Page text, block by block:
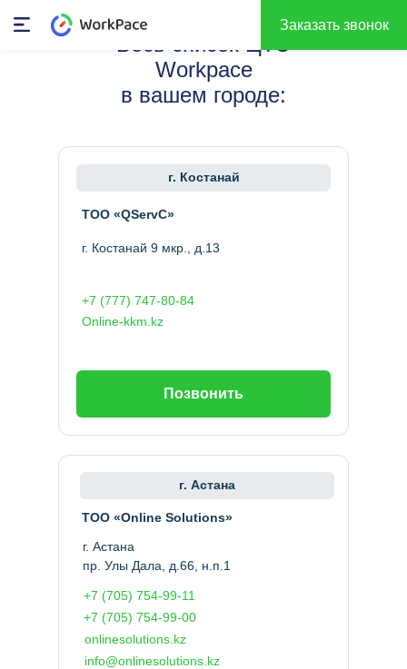
Заказать звонок
Весь список ЦТО
Workpace
в вашем городе:
ТОО «QServC»
г. Костанай 9 мкр., д.13
Online-kkm.kz
Позвонить
г. Костанай
+7 (777) 747-80-84
ТОО «Online Solutions»
г. Астана
пр. Улы Дала, д.66, н.п.1
onlinesolutions.kz
г. Астана
info@onlinesolutions.kz
+7 (705) 754-99-00
+7 (705) 754-99-11